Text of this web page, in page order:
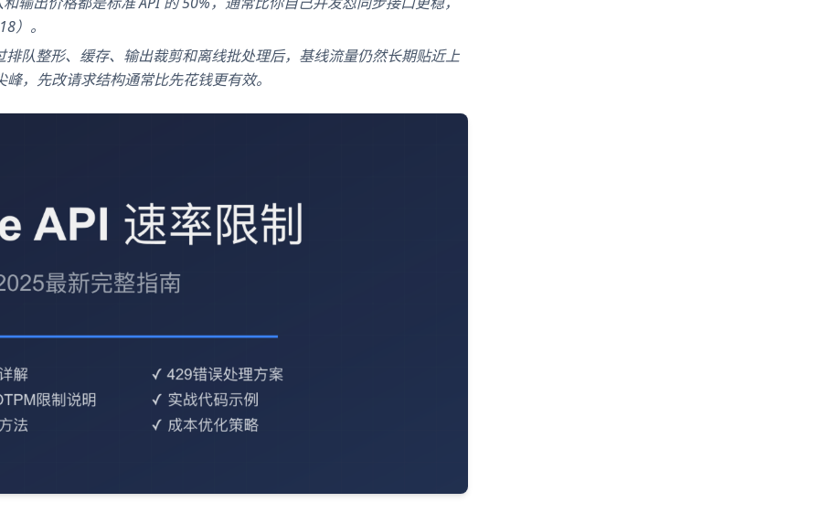
）。
队整形、缓存、输出裁剪和离线批处理后，基线流量仍然长期贴近上
，先改请求结构通常比先花钱更有效。